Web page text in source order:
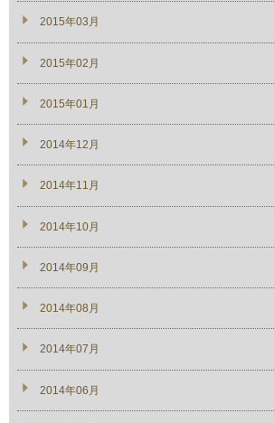
2015年03月
2015年02月
2015年01月
2014年12月
2014年11月
2014年10月
2014年09月
2014年08月
2014年07月
2014年06月